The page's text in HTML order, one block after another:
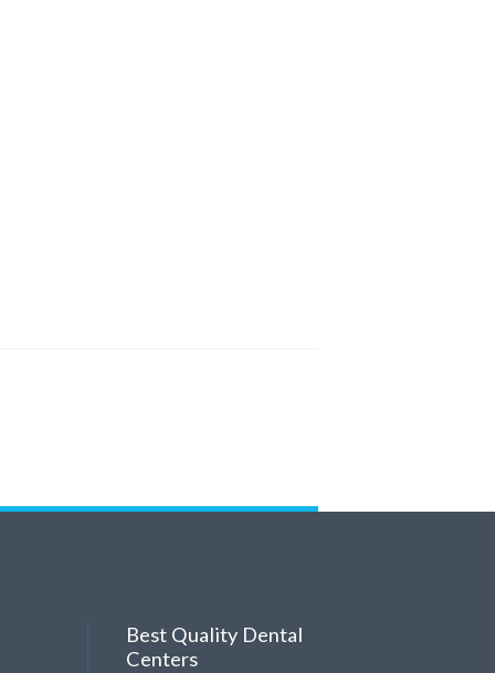
Best Quality Dental
Centers